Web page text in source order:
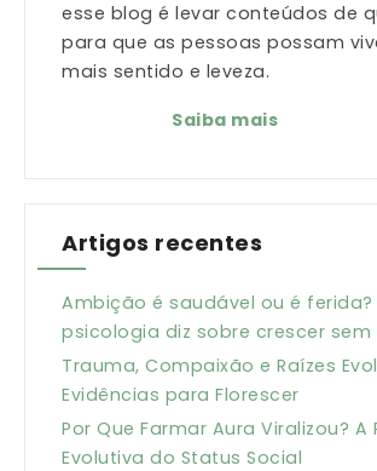
esse blog é levar conteúdos de
para que as pessoas possam
mais sentido e leveza.
Saiba mais
Artigos recentes
Ambição é saudável ou é ferida?
psicologia diz sobre crescer sem
Trauma, Compaixão e Raízes
Evidências para Florescer
Por Que Farmar Aura Viralizou? A
Evolutiva do Status Social